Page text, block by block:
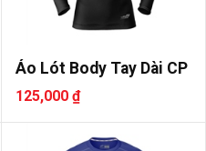
Áo Lót Body Tay Dài CP
125,000 ₫